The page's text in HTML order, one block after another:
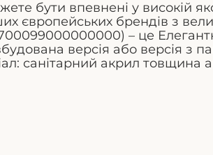
бути впевнені у високій
європейських брендів з
– це
версія або версія з
санітарний акрил товщина